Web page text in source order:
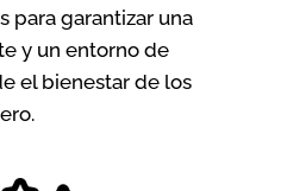
para garantizar una
y un entorno de
el bienestar de los